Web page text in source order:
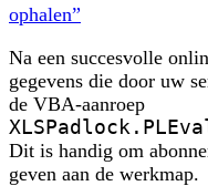
ophalen”
Na een succesvolle
gegevens die door uw
de VBA-aanroep
Dit is handig om
geven aan de werkmap.